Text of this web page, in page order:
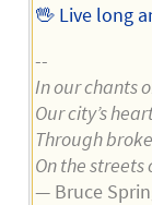
🖖 Live long
--
In our chants
Our city’s
Through
On the streets
— Bruce